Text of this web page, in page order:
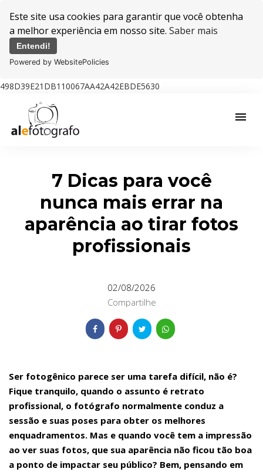
Este site usa cookies para garantir que você obtenha
a melhor experiência em nosso site. Saber mais
Entendi!
Powered by WebsitePolicies
498D39E21DB110067AA42A42EBDE5630
menu
7 Dicas para você
nunca mais errar na
aparência ao tirar fotos
profissionais
02/08/2026
Compartilhe
Ser fotogênico parece ser uma tarefa difícil, não é?
Fique tranquilo, quando o assunto é retrato
profissional, o fotógrafo normalmente conduz a
sessão e suas poses para obter os melhores
enquadramentos. Mas e quando você tem a impressão
ao ver suas fotos, que sua aparência não ficou tão boa
a ponto de impactar seu público? Bem, pensando em